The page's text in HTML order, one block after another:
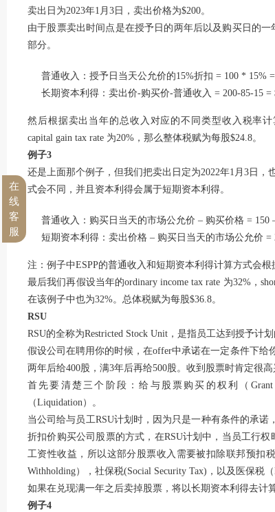
卖出日为2023年1月3日，卖出价格为$200。
由于股票卖出时间点是在授予日的两年后以及购买日的
部分。
普通收入：授予日当天公允价的15%折扣 = 100 * 15%
长期资本利得：卖出价-购买价-普通收入 = 200-85-15 =
然后根据卖出当年的总收入对应的不同类型收入税率计
capital gain tax rate 为20%，那么整体税赋为每股$24.8。
例子3
还是上面那个例子，但我们把卖出日定为2022年1月3日
式会不同，并且资本利得会属于短期资本利得。
普通收入：购买日当天的市场公允价 – 购买价格 = 150
短期资本利得：卖出价格 – 购买日当天的市场公允价 =
注：例子中ESPP的普通收入和短期资本利得计算方式会根
最后我们再假设当年的ordinary income tax rate 为32%，
在该例子中也为32%。总体税赋为每股$36.8。
RSU
RSU的全称为Restricted Stock Unit，是指员工达到授予计
假设公司在聘用你的时候，在offer中承诺在一定条件下
两年后给400股，满3年后再给500股。收到股票时肯定很
首先要清楚三个阶段：给与股票购买的权利（
（Liquidation）。
当公司给与员工RSU计划时，因为只是一种有条件的承
折扣价购买公司股票的方式，在RSU计划中，当员工行
工资性收益，所以这部分股票收入需要被扣除联邦预扣税
Withholding），社保税(Social Security Tax)，以及医保税（
如果在兑现满一年之后卖掉股票，将以长期资本利得去计
例子4
在
线
客
服